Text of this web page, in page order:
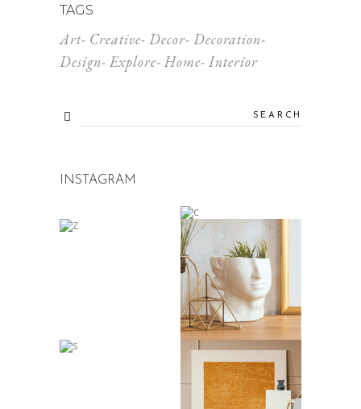
TAGS
Art Creative Decor Decoration
Design Explore Home Interior
INSTAGRAM